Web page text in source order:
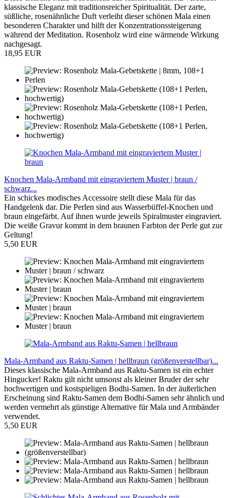
klassische Eleganz mit traditionsreicher Spiritualität. Der zarte,
süßliche, rosenähnliche Duft verleiht dieser schönen Mala einen
besonderen Charakter und hilft der Konzentrationssteigerung
während der Meditation. Rosenholz wird eine wärmende Wirkung
nachgesagt.
18,95 EUR
Knochen Mala-Armband mit eingraviertem Muster | braun /
schwarz...
Ein schickes modisches Accessoire stellt diese Mala für das
Handgelenk dar. Die Perlen sind aus Wasserbüffel-Knochen und
braun eingefärbt. Auf ihnen wurde jeweils Spiralmuster eingraviert.
Die weiße Gravur kommt in dem braunen Farbton der Perle gut zur
Geltung!
5,50 EUR
Mala-Armband aus Raktu-Samen | hellbraun (größenverstellbar)...
Dieses klassische Mala-Armband aus Raktu-Samen ist ein echter
Hingucker! Raktu gilt nicht umsonst als kleiner Bruder der sehr
hochwertigen und kostspieligen Bodhi-Samen. In der äußerlichen
Erscheinung sind Raktu-Samen dem Bodhi-Samen sehr ähnlich und
werden vermehrt als günstige Alternative für Mala und Armbänder
verwendet.
5,50 EUR